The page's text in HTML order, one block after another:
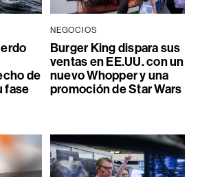
de
fase
NEGOCIOS
Burger King dispara sus
ventas en EE.UU. con un
nuevo Whopper y una
promoción de Star Wars